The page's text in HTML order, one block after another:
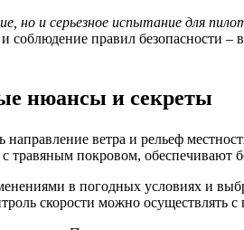
но и серьезное испытание для
правил безопасности
нюансы и секреты
ветра и рельеф
травяным покровом, обеспечивают
в погодных условиях и
скорости можно